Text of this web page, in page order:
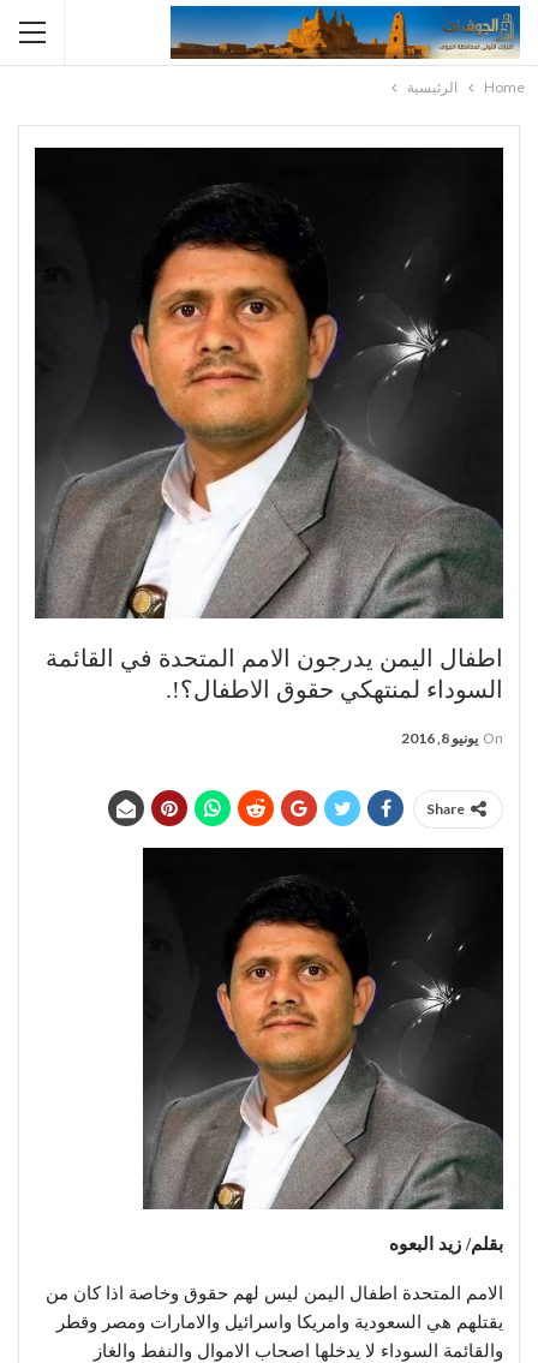
Home الرئيسية
اطفال اليمن يدرجون الامم المتحدة في القائمة
السوداء لمنتهكي حقوق الاطفال؟!.
On يونيو 8, 2016
Share
بقلم/ زيد البعوه
الامم المتحدة اطفال اليمن ليس لهم حقوق وخاصة اذا كان من
يقتلهم هي السعودية وامريكا واسرائيل والامارات ومصر وقطر
والقائمة السوداء لا يدخلها اصحاب الاموال والنفط والغاز